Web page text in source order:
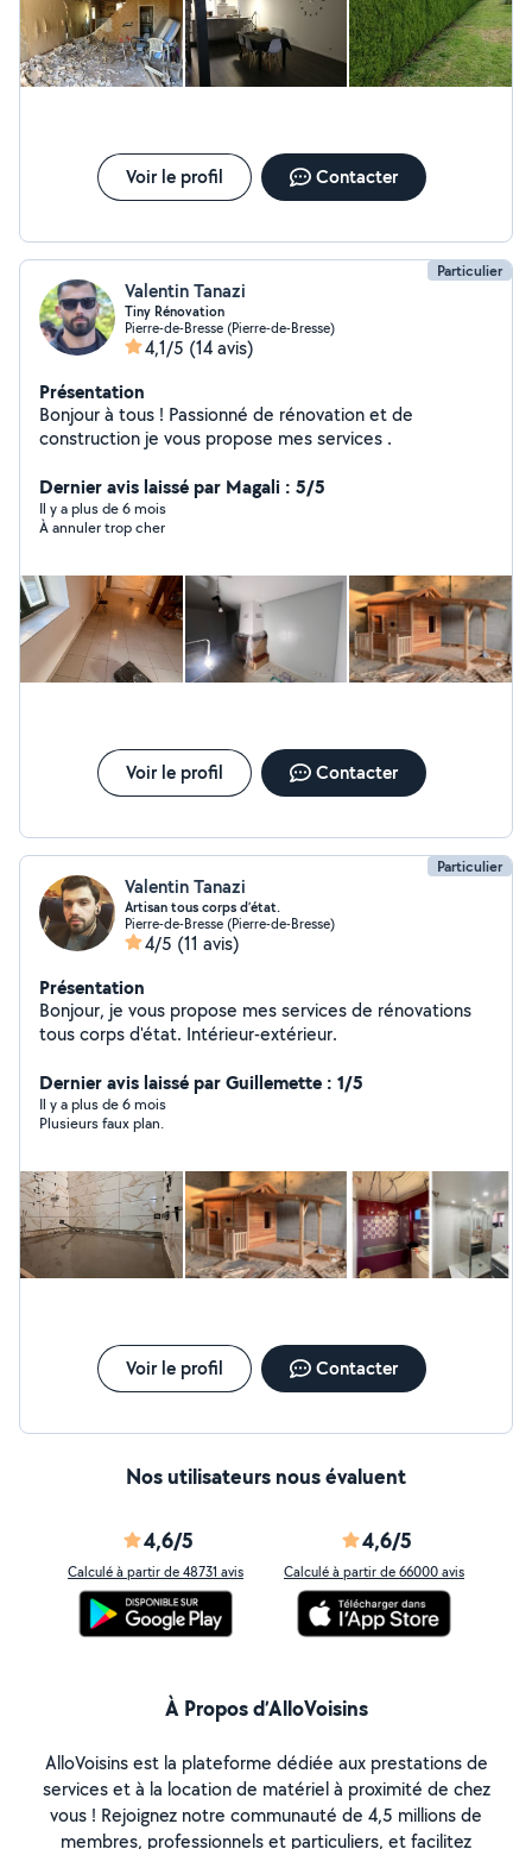
Voir le profil Contacter
Particulier
Valentin Tanazi
Tiny Rénovation
Pierre-de-Bresse (Pierre-de-Bresse)
4,1/5 (14 avis)
Présentation
Bonjour à tous ! Passionné de rénovation et de
construction je vous propose mes services .
Dernier avis laissé par Magali : 5/5
Il y a plus de 6 mois
À annuler trop cher
Voir le profil Contacter
Particulier
Valentin Tanazi
Artisan tous corps d’état.
Pierre-de-Bresse (Pierre-de-Bresse)
4/5 (11 avis)
Présentation
Bonjour, je vous propose mes services de rénovations
tous corps d'état. Intérieur-extérieur.
Dernier avis laissé par Guillemette : 1/5
Il y a plus de 6 mois
Plusieurs faux plan.
Voir le profil Contacter
Nos utilisateurs nous évaluent
4,6/5
Calculé à partir de 48731 avis
4,6/5
Calculé à partir de 66000 avis
À Propos d’AlloVoisins
AlloVoisins est la plateforme dédiée aux prestations de
services et à la location de matériel à proximité de chez
vous ! Rejoignez notre communauté de 4,5 millions de
membres, professionnels et particuliers, et facilitez